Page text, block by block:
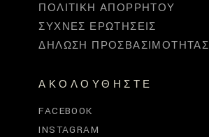
ΠΟΛΙΤΙΚΉ ΑΠΟΡΡΉΤΟΥ
ΣΥΧΝΈΣ ΕΡΩΤΉΣΕΙΣ
ΔΉΛΩΣΗ ΠΡΟΣΒΑΣΙΜΌΤΗΤΑΣ
ΑΚΟΛΟΥΘΉΣΤΕ
FACEBOOK
INSTAGRAM